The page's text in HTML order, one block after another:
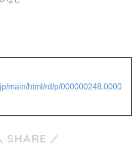
main/html/rd/p/000000248.0000
SHARE